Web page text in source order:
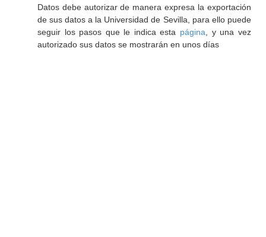
Datos debe autorizar de manera expresa la exportación
de sus datos a la Universidad de Sevilla, para ello puede
seguir los pasos que le indica esta página , y una vez
autorizado sus datos se mostrarán en unos días